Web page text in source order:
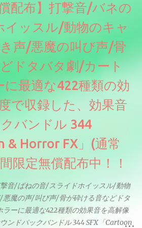
配布】打撃音/バネの
ッスル/動物のキャ
声/悪魔の叫び声/骨
ドタバタ劇/カート
に最適な422種類の効
で収録した、効果音
バンドル 344
& Horror FX」(通常
限定無償配布中！！
撃音/ばねの音/スライドホイッスル/動物
悪魔の声/叫び声/骨が砕ける音などドタ
ーに最適な422種類の効果音を高解像
ンドパックバンドル 344 SFX「Cartoon